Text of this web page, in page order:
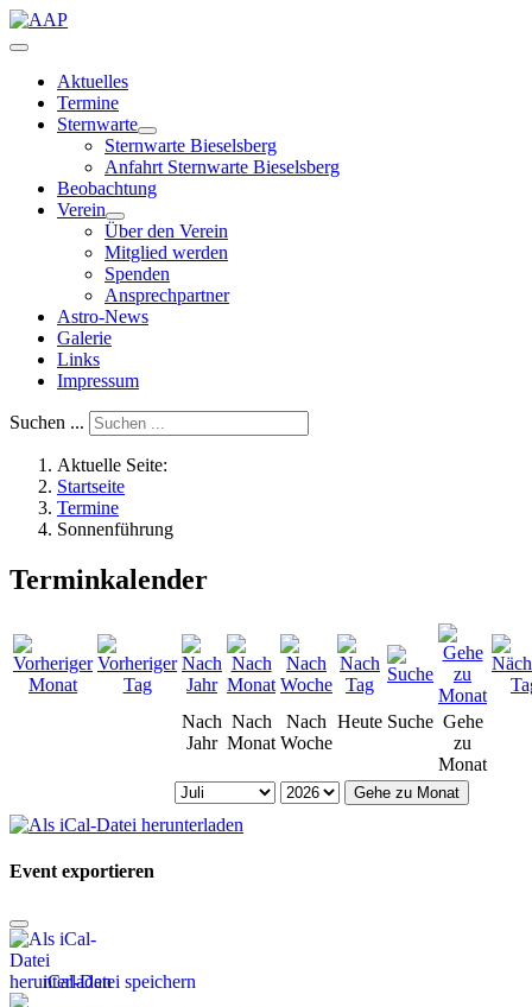
Aktuelles
Termine
Sternwarte
Sternwarte Bieselsberg
Anfahrt Sternwarte Bieselsberg
Beobachtung
Verein
Über den Verein
Mitglied werden
Spenden
Ansprechpartner
Astro-News
Galerie
Links
Impressum
Suchen ...
Aktuelle Seite:
Startseite
Termine
Sonnenführung
Terminkalender
Nach
Jahr
Nach
Monat
Nach
Woche
Heute Suche Gehe
zu
Monat
Gehe zu Monat
Event exportieren
iCal-Datei speichern